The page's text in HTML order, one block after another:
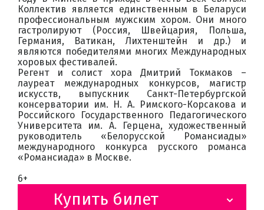
Коллектив является единственным в Беларуси
профессиональным мужским хором. Они много
гастролируют (Россия, Швейцария, Польша,
Германия, Ватикан, Лихтенштейн и др.) и
являются победителями многих Международных
хоровых фестивалей.
Регент и солист хора Дмитрий Токмаков –
лауреат международных конкурсов, магистр
искусств, выпускник Санкт-Петербургской
консерватории им. Н. А. Римского-Корсакова и
Российского Государственного Педагогического
Университета им. А. Герцена, художественный
руководитель «Белорусской Романсиады»
международного конкурса русского романса
«Романсиада» в Москве.
6+
Купить билет